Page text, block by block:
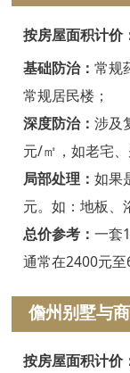
平湖白蚁防治
海宁白蚁防治
嘉善白蚁防治
海盐白蚁防治
湖州白蚁防治
长兴白蚁防治
安吉白蚁防治
按房屋面积计价
基础防治： 常规
常规居民楼；
深度防治： 涉及
元/㎡，如老宅、
局部处理： 如果
元。如：地板、
总价参考： 一套
通常在2400元至
儋州别墅与
按房屋面积计价